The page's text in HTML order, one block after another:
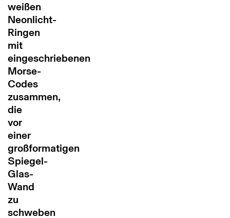
weißen
Neonlicht-
Ringen
mit
eingeschriebenen
Morse-
Codes
zusammen,
die
vor
einer
großformatigen
Spiegel-
Glas-
Wand
zu
schweben